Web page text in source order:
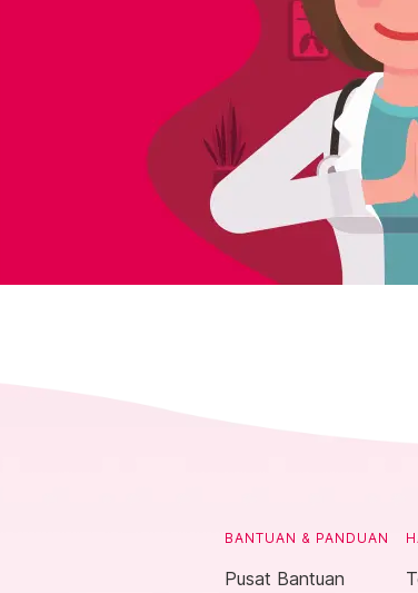
BANTUAN & PANDUAN
Pusat Bantuan